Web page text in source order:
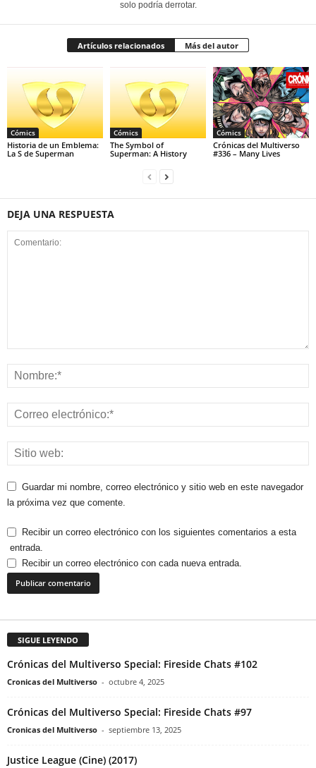
solo podría derrotar.
Artículos relacionados Más del autor
Cómics
Historia de un Emblema:
La S de Superman
Cómics
The Symbol of
Superman: A History
Cómics
Crónicas del Multiverso
#336 – Many Lives
DEJA UNA RESPUESTA
Guardar mi nombre, correo electrónico y sitio web en este navegador
la próxima vez que comente.
Recibir un correo electrónico con los siguientes comentarios a esta
entrada.
Recibir un correo electrónico con cada nueva entrada.
SIGUE LEYENDO
Crónicas del Multiverso Special: Fireside Chats #102
Cronicas del Multiverso - octubre 4, 2025
Crónicas del Multiverso Special: Fireside Chats #97
Cronicas del Multiverso - septiembre 13, 2025
Justice League (Cine) (2017)